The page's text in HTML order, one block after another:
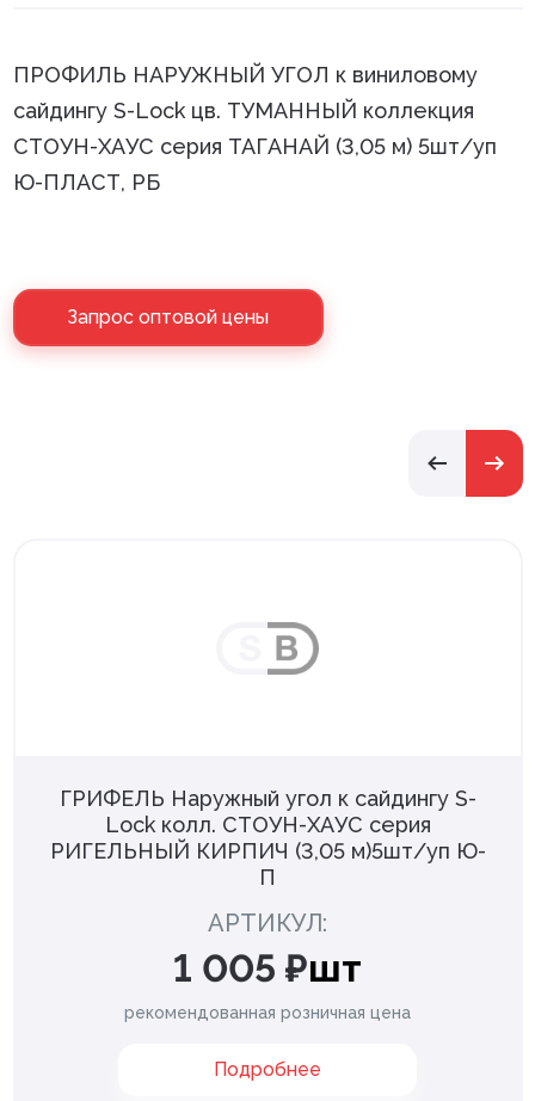
ПРОФИЛЬ НАРУЖНЫЙ УГОЛ к виниловому
сайдингу S-Lock цв. ТУМАННЫЙ коллекция
СТОУН-ХАУС серия ТАГАНАЙ (3,05 м) 5шт/уп
Ю-ПЛАСТ, РБ
Запрос оптовой цены
ГРИФЕЛЬ Наружный угол к сайдингу S-
Lock колл. СТОУН-ХАУС серия
РИГЕЛЬНЫЙ КИРПИЧ (3,05 м)5шт/уп Ю-
П
АРТИКУЛ:
1 005 ₽шт
рекомендованная розничная цена
Подробнее